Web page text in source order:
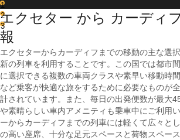
1
2
3
エクセター から カーディ
報
エクセターからカーディフまでの移動の主な選
新の列車を利用することです。この国では都市
に選択できる複数の車両クラスや素早い移動時
など乗客が快適な旅をするために必要なものが
計されています。また、毎日の出発便数が最大
や素晴らしい車内アメニティも乗車中にご利用
ーからカーディフまでの列車には軽くて広々と
の高い座席、十分な足元スペースと荷物スペー